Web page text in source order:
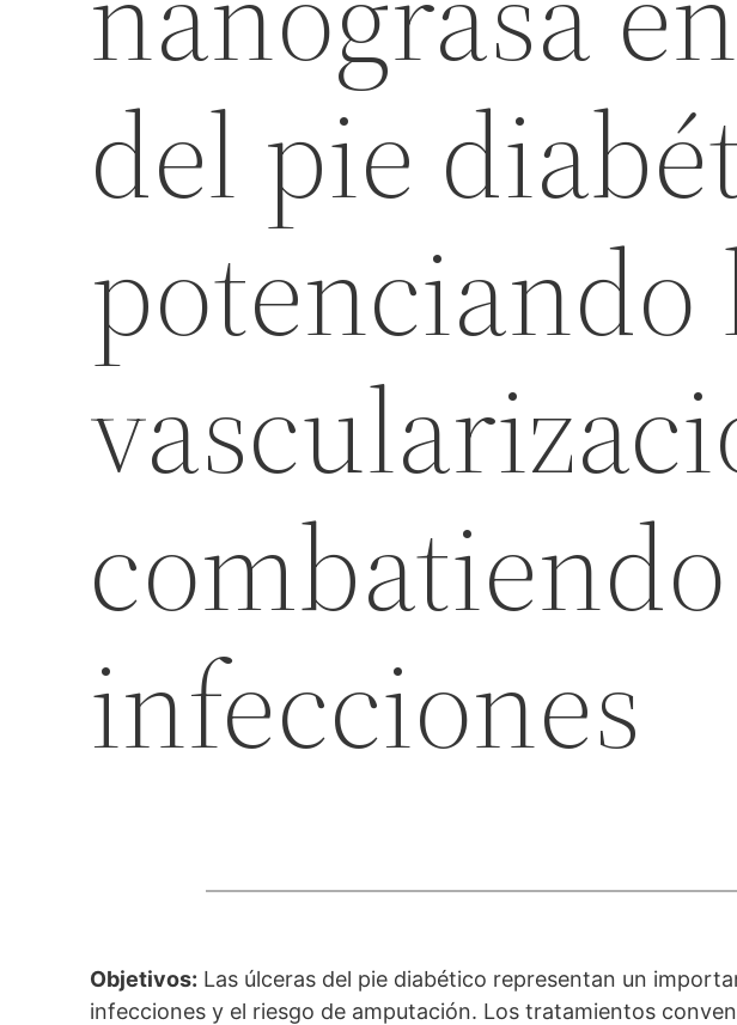
del pie
potenciando
infecciones
Objetivos: Las úlceras del pie diabético representan un
infecciones y el riesgo de amputación. Los tratamientos